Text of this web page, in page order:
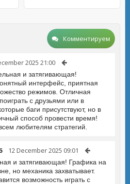
Комментируем
2025 21:00
и затягивающая!
интерфейс, приятная
режимов. Отличная
с друзьями или в
баги присутствуют, но в
способ провести время!
любителям стратегий.
12 December 2025 09:01
и затягивающая! Графика на
но механика захватывает.
возможность играть с